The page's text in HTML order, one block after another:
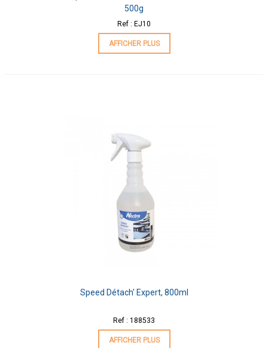
500g
Ref : EJ10
AFFICHER PLUS
Speed Détach' Expert, 800ml
Ref : 188533
AFFICHER PLUS